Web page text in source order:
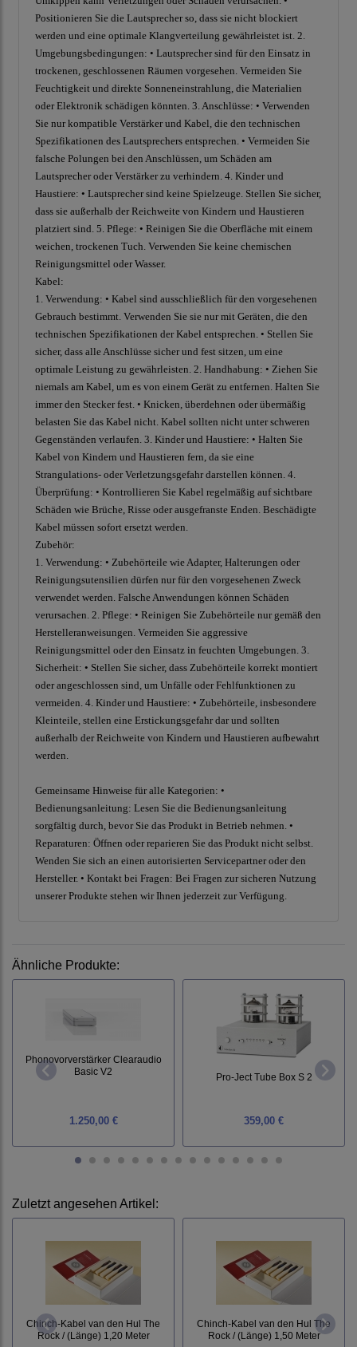
Positionieren Sie die Lautsprecher so, dass sie nicht blockiert
werden und eine optimale Klangverteilung gewährleistet ist. 2.
Umgebungsbedingungen: • Lautsprecher sind für den Einsatz in
trockenen, geschlossenen Räumen vorgesehen. Vermeiden Sie
Feuchtigkeit und direkte Sonneneinstrahlung, die Materialien
oder Elektronik schädigen könnten. 3. Anschlüsse: • Verwenden
Sie nur kompatible Verstärker und Kabel, die den technischen
Spezifikationen des Lautsprechers entsprechen. • Vermeiden Sie
falsche Polungen bei den Anschlüssen, um Schäden am
Lautsprecher oder Verstärker zu verhindern. 4. Kinder und
Haustiere: • Lautsprecher sind keine Spielzeuge. Stellen Sie sicher,
dass sie außerhalb der Reichweite von Kindern und Haustieren
platziert sind. 5. Pflege: • Reinigen Sie die Oberfläche mit einem
weichen, trockenen Tuch. Verwenden Sie keine chemischen
Reinigungsmittel oder Wasser.
Kabel:
1. Verwendung: • Kabel sind ausschließlich für den vorgesehenen
Gebrauch bestimmt. Verwenden Sie sie nur mit Geräten, die den
technischen Spezifikationen der Kabel entsprechen. • Stellen Sie
sicher, dass alle Anschlüsse sicher und fest sitzen, um eine
optimale Leistung zu gewährleisten. 2. Handhabung: • Ziehen Sie
niemals am Kabel, um es von einem Gerät zu entfernen. Halten Sie
immer den Stecker fest. • Knicken, überdehnen oder übermäßig
belasten Sie das Kabel nicht. Kabel sollten nicht unter schweren
Gegenständen verlaufen. 3. Kinder und Haustiere: • Halten Sie
Kabel von Kindern und Haustieren fern, da sie eine
Strangulations- oder Verletzungsgefahr darstellen können. 4.
Überprüfung: • Kontrollieren Sie Kabel regelmäßig auf sichtbare
Schäden wie Brüche, Risse oder ausgefranste Enden. Beschädigte
Kabel müssen sofort ersetzt werden.
Zubehör:
1. Verwendung: • Zubehörteile wie Adapter, Halterungen oder
Reinigungsutensilien dürfen nur für den vorgesehenen Zweck
verwendet werden. Falsche Anwendungen können Schäden
verursachen. 2. Pflege: • Reinigen Sie Zubehörteile nur gemäß den
Herstelleranweisungen. Vermeiden Sie aggressive
Reinigungsmittel oder den Einsatz in feuchten Umgebungen. 3.
Sicherheit: • Stellen Sie sicher, dass Zubehörteile korrekt montiert
oder angeschlossen sind, um Unfälle oder Fehlfunktionen zu
vermeiden. 4. Kinder und Haustiere: • Zubehörteile, insbesondere
Kleinteile, stellen eine Erstickungsgefahr dar und sollten
außerhalb der Reichweite von Kindern und Haustieren aufbewahrt
werden.
Gemeinsame Hinweise für alle Kategorien: •
Bedienungsanleitung: Lesen Sie die Bedienungsanleitung
sorgfältig durch, bevor Sie das Produkt in Betrieb nehmen. •
Reparaturen: Öffnen oder reparieren Sie das Produkt nicht selbst.
Wenden Sie sich an einen autorisierten Servicepartner oder den
Hersteller. • Kontakt bei Fragen: Bei Fragen zur sicheren Nutzung
unserer Produkte stehen wir Ihnen jederzeit zur Verfügung.
Ähnliche Produkte:
Phonovorverstärker Clearaudio
Basic V2
1.250,00 €
Pro-Ject Tube Box S 2
359,00 €
Zuletzt angesehen Artikel:
Chinch-Kabel van den Hul The
Rock / (Länge) 1,20 Meter
Chinch-Kabel van den Hul The
Rock / (Länge) 1,50 Meter